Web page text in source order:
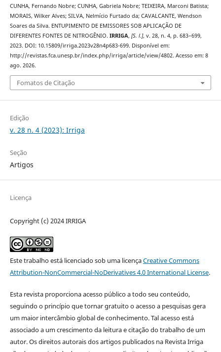
CUNHA, Fernando Nobre; CUNHA, Gabriela Nobre; TEIXEIRA, Marconi Batista;
MORAIS, Wilker Alves; SILVA, Nelmício Furtado da; CAVALCANTE, Wendson
Soares da Silva. ENTUPIMENTO DE EMISSORES SOB APLICAÇÃO DE
DIFERENTES FONTES DE NITROGÊNIO. IRRIGA, [S. l.], v. 28, n. 4, p. 683–699,
2023. DOI: 10.15809/irriga.2023v28n4p683-699. Disponível em:
http://revistas.fca.unesp.br/index.php/irriga/article/view/4802. Acesso em: 8
ago. 2026.
Fomatos de Citação
Edição
v. 28 n. 4 (2023): Irriga
Seção
Artigos
Licença
Copyright (c) 2024 IRRIGA
Este trabalho está licenciado sob uma licençaCreative Commons
Attribution-NonCommercial-NoDerivatives 4.0 International License.
Esta revista proporciona acesso público a todo seu conteúdo,
seguindo o princípio que tornar gratuito o acesso a pesquisas gera
um maior intercâmbio global de conhecimento. Tal acesso está
associado a um crescimento da leitura e citação do trabalho de um
autor. Os direitos autorais dos artigos publicados na Revista Irriga